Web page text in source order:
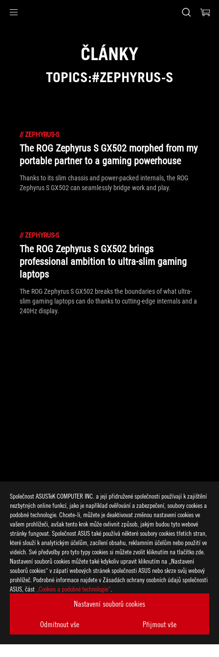
Společnost ASUSTeK COMPUTER INC. a její přidružené společnosti používají k zajištění
nezbytných online funkcí, jako je například ověřování a zabezpečení, soubory cookies a
podobné technologie. Chcete-li, můžete je deaktivovat změnou nastavení cookies ve
vašem prohlížeči, avšak tento krok může ovlivnit způsob, jakým budou tyto webové
stránky fungovat. Společnost ASUS také používá některé soubory cookies třetích stran,
které slouží k analytickým účelům, zacílení obsahu, reklamním účelům nebo použití ve
videích. Své předvolby pro tyto typy cookies si můžete zvolit kliknutím na tlačítko zde.
Nastavení souborů cookies můžete také kdykoliv upravit kliknutím na „Nastavení
souborů cookies“ v zápatí webových stránek společnosti ASUS nebo skrze svůj webový
prohlížeč. Podrobné informace najdete v Zásadách ochrany osobních údajů společnosti
ASUS, část „Cookies a podobné technologie“
Nastavení souborů cookies
Odmítnout vše Přijmout vše
ČLÁNKY
TOPICS:#ZEPHYRUS-S
//ZEPHYRUS-S
The ROG Zephyrus S GX502 morphed from my
portable partner to a gaming powerhouse
Thanks to its slim chassis and power-packed internals, the ROG
Zephyrus S GX502 can seamlessly bridge work and play.
//ZEPHYRUS-S
The ROG Zephyrus S GX502 brings
professional ambition to ultra-slim gaming
laptops
The ROG Zephyrus S GX502 breaks the boundaries of what ultra-
slim gaming laptops can do thanks to cutting-edge internals and a
240Hz display.
> GAMING ZEPHYRUS S
PODPOROVANÉ TYPY PLATEB
ZÍSKEJTE NEJNOVĚJŠÍ NABÍDKY A DALŠÍ
VYTVOŘIT
ÚČET